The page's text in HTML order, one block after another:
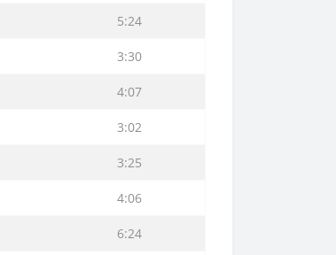
5:24
3:30
4:07
3:02
3:25
4:06
6:24